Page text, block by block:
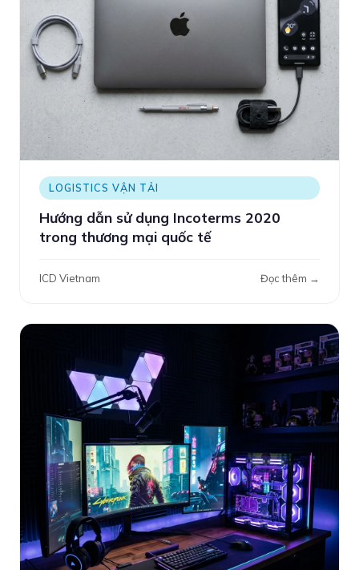
LOGISTICS VẬN TẢI
Hướng dẫn sử dụng Incoterms 2020
trong thương mại quốc tế
ICD Vietnam Đọc thêm →